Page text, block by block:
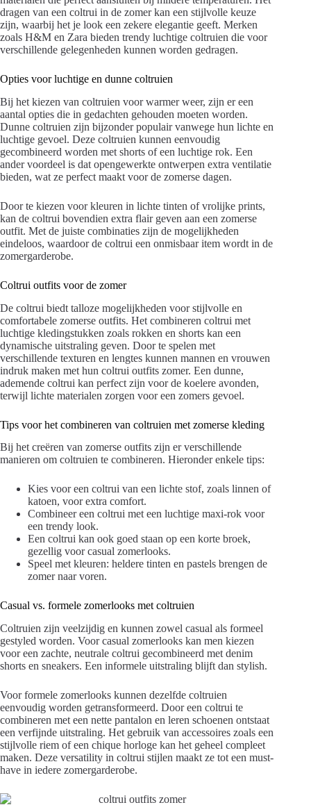
dragen van een coltrui in de zomer kan een stijlvolle keuze
zijn, waarbij het je look een zekere elegantie geeft. Merken
zoals H&M en Zara bieden trendy luchtige coltruien die voor
verschillende gelegenheden kunnen worden gedragen.
Opties voor luchtige en dunne coltruien
Bij het kiezen van coltruien voor warmer weer, zijn er een
aantal opties die in gedachten gehouden moeten worden.
Dunne coltruien zijn bijzonder populair vanwege hun lichte en
luchtige gevoel. Deze coltruien kunnen eenvoudig
gecombineerd worden met shorts of een luchtige rok. Een
ander voordeel is dat opengewerkte ontwerpen extra ventilatie
bieden, wat ze perfect maakt voor de zomerse dagen.
Door te kiezen voor kleuren in lichte tinten of vrolijke prints,
kan de coltrui bovendien extra flair geven aan een zomerse
outfit. Met de juiste combinaties zijn de mogelijkheden
eindeloos, waardoor de coltrui een onmisbaar item wordt in de
zomergarderobe.
Coltrui outfits voor de zomer
De coltrui biedt talloze mogelijkheden voor stijlvolle en
comfortabele zomerse outfits. Het combineren coltrui met
luchtige kledingstukken zoals rokken en shorts kan een
dynamische uitstraling geven. Door te spelen met
verschillende texturen en lengtes kunnen mannen en vrouwen
indruk maken met hun coltrui outfits zomer. Een dunne,
ademende coltrui kan perfect zijn voor de koelere avonden,
terwijl lichte materialen zorgen voor een zomers gevoel.
Tips voor het combineren van coltruien met zomerse kleding
Bij het creëren van zomerse outfits zijn er verschillende
manieren om coltruien te combineren. Hieronder enkele tips:
Kies voor een coltrui van een lichte stof, zoals linnen of
katoen, voor extra comfort.
Combineer een coltrui met een luchtige maxi-rok voor
een trendy look.
Een coltrui kan ook goed staan op een korte broek,
gezellig voor casual zomerlooks.
Speel met kleuren: heldere tinten en pastels brengen de
zomer naar voren.
Casual vs. formele zomerlooks met coltruien
Coltruien zijn veelzijdig en kunnen zowel casual als formeel
gestyled worden. Voor casual zomerlooks kan men kiezen
voor een zachte, neutrale coltrui gecombineerd met denim
shorts en sneakers. Een informele uitstraling blijft dan stylish.
Voor formele zomerlooks kunnen dezelfde coltruien
eenvoudig worden getransformeerd. Door een coltrui te
combineren met een nette pantalon en leren schoenen ontstaat
een verfijnde uitstraling. Het gebruik van accessoires zoals een
stijlvolle riem of een chique horloge kan het geheel compleet
maken. Deze versatility in coltrui stijlen maakt ze tot een must-
have in iedere zomergarderobe.